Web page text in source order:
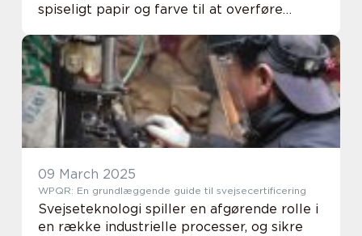
spiseligt papir og farve til at overføre
måden, vi tænker på kagedek...
09 March 2025
WPQR: En grundlæggende guide til svejsecertificering
Svejseteknologi spiller en afgørende rolle i
en række industrielle processer, og sikre